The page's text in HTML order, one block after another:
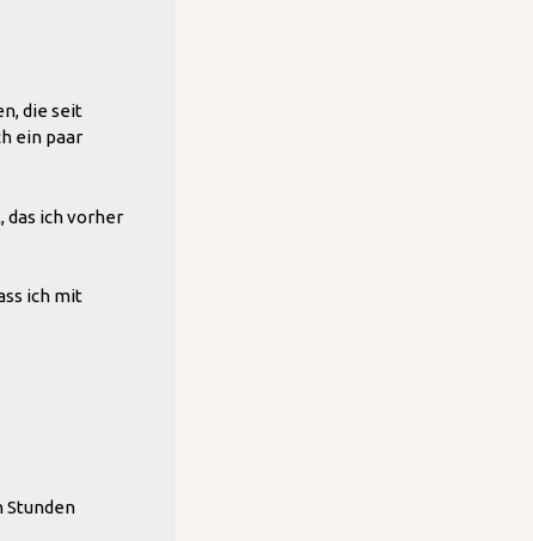
die seit
ein paar
das ich vorher
ich mit
Stunden